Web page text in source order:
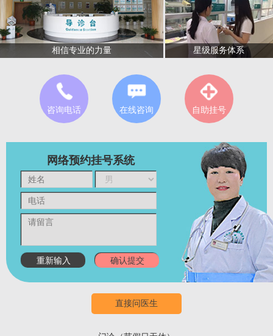
相信专业的力量 星级服务体系
咨询电话 在线咨询 自助挂号
网络预约挂号系统
直接问医生